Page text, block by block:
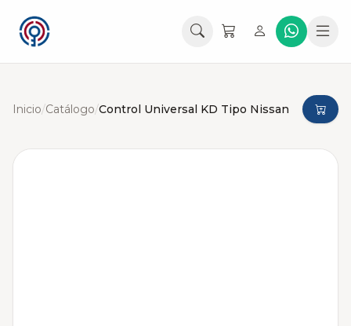
Inicio/Catálogo/Control Universal KD Tipo Nissan